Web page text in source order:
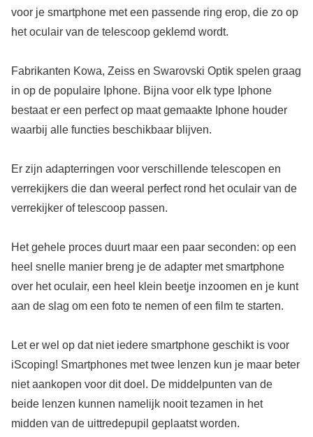
voor je smartphone met een passende ring erop, die zo op
het oculair van de telescoop geklemd wordt.
Fabrikanten Kowa, Zeiss en Swarovski Optik spelen graag
in op de populaire Iphone. Bijna voor elk type Iphone
bestaat er een perfect op maat gemaakte Iphone houder
waarbij alle functies beschikbaar blijven.
Er zijn adapterringen voor verschillende telescopen en
verrekijkers die dan weeral perfect rond het oculair van de
verrekijker of telescoop passen.
Het gehele proces duurt maar een paar seconden: op een
heel snelle manier breng je de adapter met smartphone
over het oculair, een heel klein beetje inzoomen en je kunt
aan de slag om een foto te nemen of een film te starten.
Let er wel op dat niet iedere smartphone geschikt is voor
iScoping! Smartphones met twee lenzen kun je maar beter
niet aankopen voor dit doel. De middelpunten van de
beide lenzen kunnen namelijk nooit tezamen in het
midden van de uittredepupil geplaatst worden.